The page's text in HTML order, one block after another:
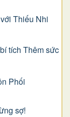
Thiếu Nhi
tích Thêm sức
Phối
sợ!